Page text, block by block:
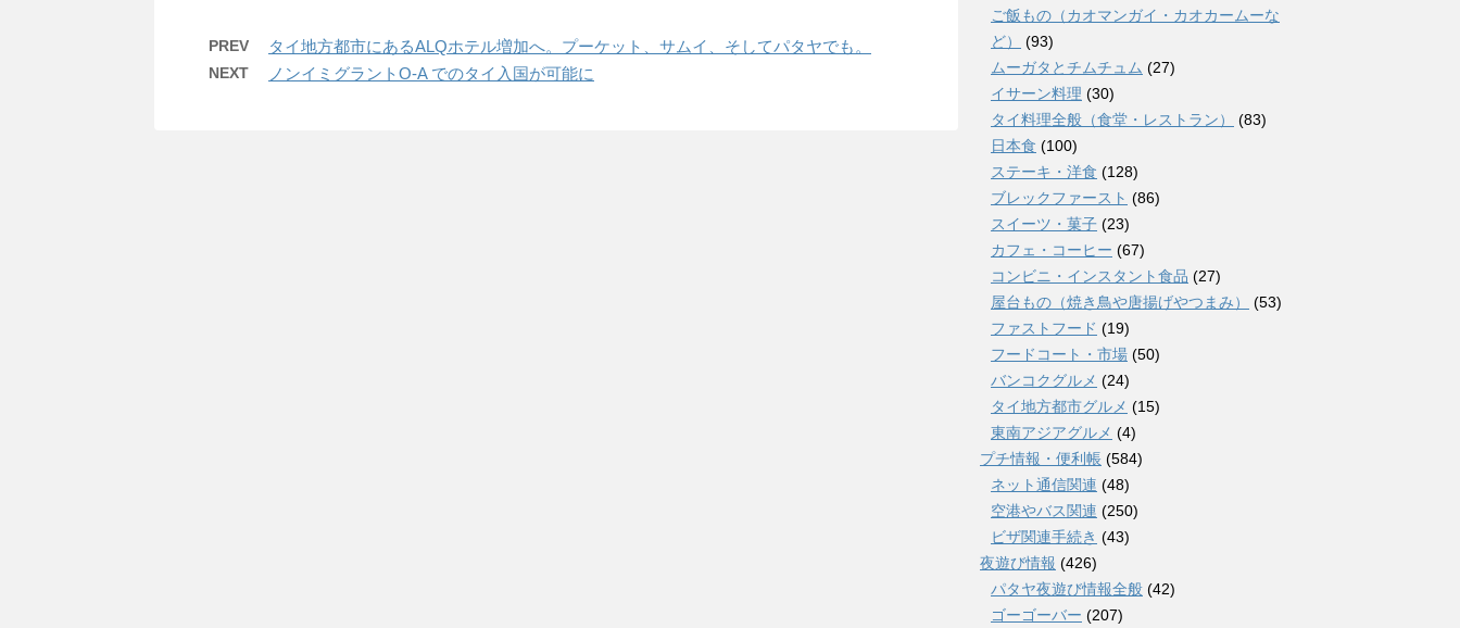
PREV タイ地方都市にあるALQホテル増加へ。プーケット、サムイ、そしてパタヤでも。
NEXT ノンイミグラントO-A でのタイ入国が可能に
ご飯もの（カオマンガイ・カオカームーな
ど）
(93)
ムーガタとチムチュム (27)
イサーン料理 (30)
タイ料理全般（食堂・レストラン）
(83)
日本食 (100)
ステーキ・洋食 (128)
ブレックファースト (86)
スイーツ・菓子 (23)
カフェ・コーヒー (67)
コンビニ・インスタント食品 (27)
屋台もの（焼き鳥や唐揚げやつまみ）
(53)
ファストフード (19)
フードコート・市場 (50)
バンコクグルメ (24)
タイ地方都市グルメ (15)
東南アジアグルメ (4)
プチ情報・便利帳 (584)
ネット通信関連 (48)
空港やバス関連 (250)
ビザ関連手続き (43)
夜遊び情報 (426)
パタヤ夜遊び情報全般 (42)
ゴーゴーバー (207)